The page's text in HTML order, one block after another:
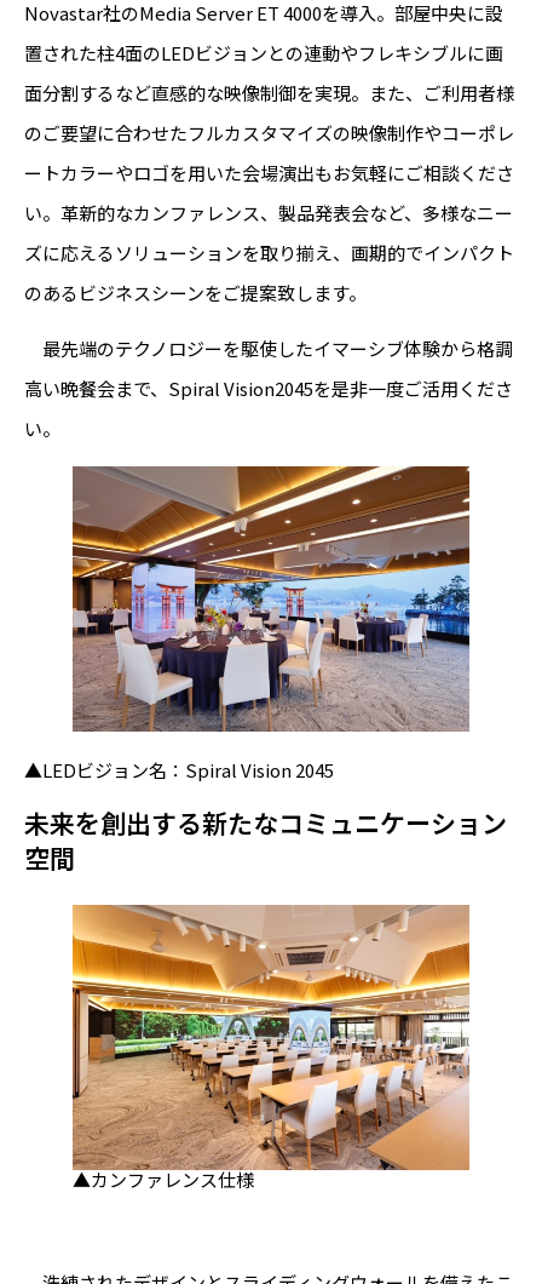
Novastar社のMedia Server ET 4000を導入。部屋中央に設
置された柱4面のLEDビジョンとの連動やフレキシブルに画
面分割するなど直感的な映像制御を実現。また、ご利用者様
のご要望に合わせたフルカスタマイズの映像制作やコーポレ
ートカラーやロゴを用いた会場演出もお気軽にご相談くださ
い。革新的なカンファレンス、製品発表会など、多様なニー
ズに応えるソリューションを取り揃え、画期的でインパクト
のあるビジネスシーンをご提案致します。
最先端のテクノロジーを駆使したイマーシブ体験から格調
高い晩餐会まで、Spiral Vision2045を是非一度ご活用くださ
い。
▲LEDビジョン名：Spiral Vision 2045
未来を創出する新たなコミュニケーション
空間
▲カンファレンス仕様